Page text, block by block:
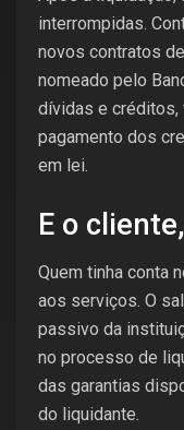
interrompidas.
novos contratos
nomeado pelo
dívidas e créditos,
pagamento dos
em lei.
E o
Quem tinha conta
aos serviços. O
passivo da
no processo de
das garantias
do liquidante.